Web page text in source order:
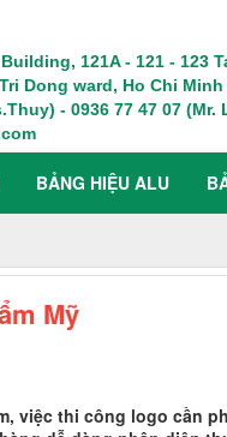
121A - 121 - 123
Dong ward, Ho Chi Minh
- 0936 77 47 07 (Mr.
BẢNG HIỆU ALU
Mỹ
việc thi công logo cần